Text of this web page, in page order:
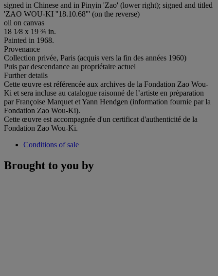
signed in Chinese and in Pinyin 'Zao' (lower right); signed and titled
'ZAO WOU-KI ''18.10.68''' (on the reverse)
oil on canvas
18 1⁄8 x 19 ¾ in.
Painted in 1968.
Provenance
Collection privée, Paris (acquis vers la fin des années 1960)
Puis par descendance au propriétaire actuel
Further details
Cette œuvre est référencée aux archives de la Fondation Zao Wou-
Ki et sera incluse au catalogue raisonné de l’artiste en préparation
par Françoise Marquet et Yann Hendgen (information fournie par la
Fondation Zao Wou-Ki).
Cette œuvre est accompagnée d'un certificat d'authenticité de la
Fondation Zao Wou-Ki.
Conditions of sale
Brought to you by